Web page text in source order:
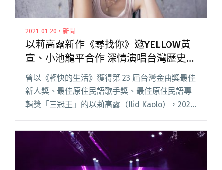
2021-01-20・新聞
以莉高露新作《尋找你》邀YELLOW黃
宣、小池龍平合作 深情演唱台灣歷史與
神話
曾以《輕快的生活》獲得第 23 屆台灣金曲獎最佳
新人獎、最佳原住民語歌手獎、最佳原住民語專
輯獎「三冠王」的以莉高露（Ilid Kaolo），2021
年發行的第三張創作專輯《尋找你》，收錄移居
台東長濱多年後所寫的八首創作歌曲，包括生
活、記憶閱讀全文 "以莉高露新作《尋找你》邀
YELLOW黃宣、小池龍平合作 深情演唱台灣歷史